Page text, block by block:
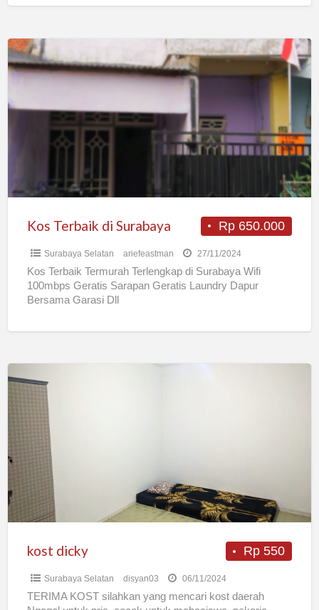
Kos
Terbaik
di
Surabaya
Rp 650.000
Kos Terbaik di Surabaya
Surabaya Selatan ariefeastman 27/11/2024
Kos Terbaik Termurah Terlengkap di Surabaya Wifi
100mbps Geratis Sarapan Geratis Laundry Dapur
Bersama Garasi Dll
dicky
Rp 550
kost dicky
Surabaya Selatan disyan03 06/11/2024
TERIMA KOST silahkan yang mencari kost daerah